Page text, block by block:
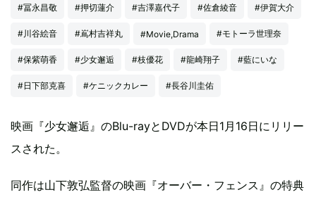
#冨永昌敬 #押切蓮介 #吉澤嘉代子 #佐倉綾音 #伊賀大介
#川谷絵音 #嶌村吉祥丸 #Movie,Drama #モトーラ世理奈
#保紫萌香 #少女邂逅 #枝優花 #龍崎翔子 #藍にいな
#日下部克喜 #ケニックカレー #長谷川圭佑
映画『少女邂逅』のBlu-rayとDVDが本日1月16日にリリー
スされた。
同作は山下敦弘監督の映画『オーバー・フェンス』の特典